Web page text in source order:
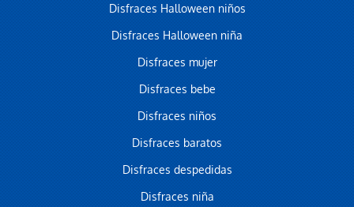
Disfraces Halloween niños
Disfraces Halloween niña
Disfraces mujer
Disfraces bebe
Disfraces niños
Disfraces baratos
Disfraces despedidas
Disfraces niña